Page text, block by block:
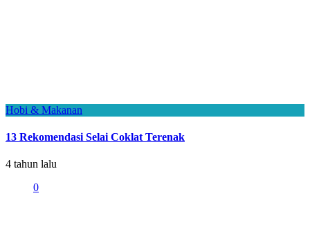
Hobi & Makanan
13 Rekomendasi Selai Coklat Terenak
4 tahun lalu
0